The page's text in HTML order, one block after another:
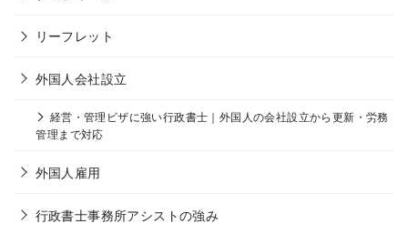
リーフレット
外国人会社設立
経営・管理ビザに強い行政書士｜外国人の会社設立から更新・労務
管理まで対応
外国人雇用
行政書士事務所アシストの強み